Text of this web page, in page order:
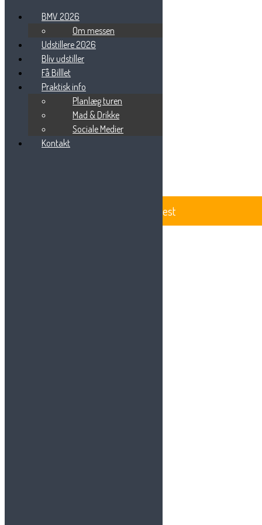
Beauty Messe-127
Beauty Messe Vest
Vestre Ringvej 101
7000 Fredericia
BeautyMesse Vest
BMV 2026
Om messen
Udstillere 2026
Bliv udstiller
Få Billlet
Praktisk info
Planlæg turen
Mad & Drikke
Sociale Medier
Kontakt